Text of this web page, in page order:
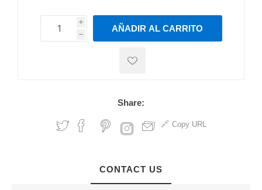
i
h
h
AÑADIR AL CARRITO
Share:
Copy URL
CONTACT US